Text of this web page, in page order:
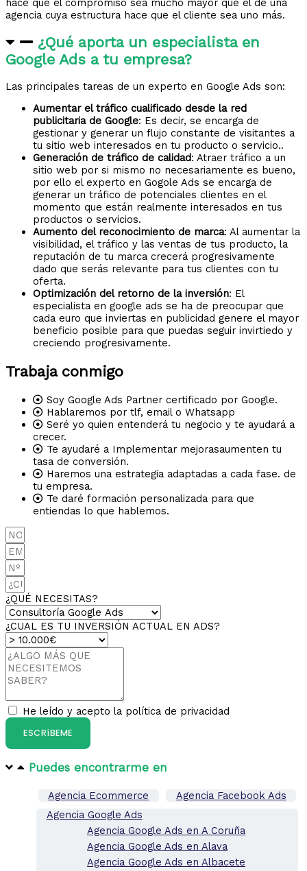
agencia cuya estructura hace que el cliente sea uno más.
¿Qué aporta un especialista en
Google Ads a tu empresa?
Las principales tareas de un experto en Google Ads son:
Aumentar el tráfico cualificado desde la red
publicitaria de Google: Es decir, se encarga de
gestionar y generar un flujo constante de visitantes a
tu sitio web interesados en tu producto o servicio..
Generación de tráfico de calidad: Atraer tráfico a un
sitio web por si mismo no necesariamente es bueno,
por ello el experto en Gogole Ads se encarga de
generar un tráfico de potenciales clientes en el
momento que están realmente interesados en tus
productos o servicios.
Aumento del reconocimiento de marca: Al aumentar la
visibilidad, el tráfico y las ventas de tus producto, la
reputación de tu marca crecerá progresivamente
dado que serás relevante para tus clientes con tu
oferta.
Optimización del retorno de la inversión: El
especialista en google ads se ha de preocupar que
cada euro que inviertas en publicidad genere el mayor
beneficio posible para que puedas seguir invirtiedo y
creciendo progresivamente.
Trabaja conmigo
Soy Google Ads Partner certificado por Google.
Hablaremos por tlf, email o Whatsapp
Seré yo quien entenderá tu negocio y te ayudará a
crecer.
Te ayudaré a Implementar mejorasaumenten tu
tasa de conversión.
Haremos una estrategia adaptadas a cada fase. de
tu empresa.
Te daré formación personalizada para que
entiendas lo que hablemos.
¿QUÉ NECESITAS?
¿CUAL ES TU INVERSIÓN ACTUAL EN ADS?
He leído y acepto la política de privacidad
ESCRíBEME
Puedes encontrarme en​
Agencia Ecommerce
Agencia Facebook Ads
Agencia Google Ads
Agencia Google Ads en A Coruña
Agencia Google Ads en Alava
Agencia Google Ads en Albacete